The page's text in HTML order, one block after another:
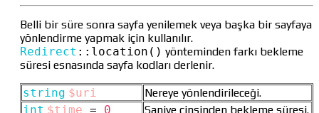
Belli bir süre sonra sayfa yenilemek veya başka bir sayfaya
yönlendirme yapmak için kullanılır.
Redirect :: location() yönteminden farkı bekleme
süresi esnasında sayfa kodları derlenir.
string $uri
Nereye yönlendirileceği.
int $time = 0
Saniye cinsinden bekleme süresi.